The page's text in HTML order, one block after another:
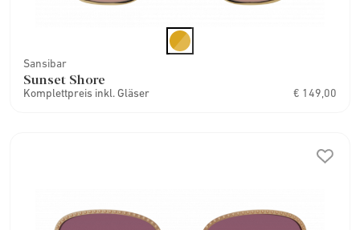
Sansibar
Sunset Shore
Komplettpreis inkl. Gläser € 149,00